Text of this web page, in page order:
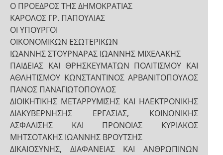
Ο ΠΡΟΕΔΡΟΣ ΤΗΣ ΔΗΜΟΚΡΑΤΙΑΣ
ΚΑΡΟΛΟΣ ΓΡ. ΠΑΠΟΥΛΙΑΣ
ΟΙ ΥΠΟΥΡΓΟΙ
ΟΙΚΟΝΟΜΙΚΩΝ ΕΣΩΤΕΡΙΚΩΝ
ΙΩΑΝΝΗΣ ΣΤΟΥΡΝΑΡΑΣ ΙΩΑΝΝΗΣ ΜΙΧΕΛΑΚΗΣ
ΠΑΙΔΕΙΑΣ ΚΑΙ ΘΡΗΣΚΕΥΜΑΤΩΝ ΠΟΛΙΤΙΣΜΟΥ ΚΑΙ
ΑΘΛΗΤΙΣΜΟΥ ΚΩΝΣΤΑΝΤΙΝΟΣ ΑΡΒΑΝΙΤΟΠΟΥΛΟΣ
ΠΑΝΟΣ ΠΑΝΑΓΙΩΤΟΠΟΥΛΟΣ
ΔΙΟΙΚΗΤΙΚΗΣ ΜΕΤΑΡΡΥΜΙΣΗΣ ΚΑΙ ΗΛΕΚΤΡΟΝΙΚΗΣ
ΔΙΑΚΥΒΕΡΝΗΣΗΣ ΕΡΓΑΣΙΑΣ, ΚΟΙΝΩΝΙΚΗΣ
ΑΣΦΑΛΙΣΗΣ ΚΑΙ ΠΡΟΝΟΙΑΣ ΚΥΡΙΑΚΟΣ
ΜΗΤΣΟΤΑΚΗΣ ΙΩΑΝΝΗΣ ΒΡΟΥΤΣΗΣ
ΔΙΚΑΙΟΣΥΝΗΣ, ΔΙΑΦΑΝΕΙΑΣ ΚΑΙ ΑΝΘΡΩΠΙΝΩΝ